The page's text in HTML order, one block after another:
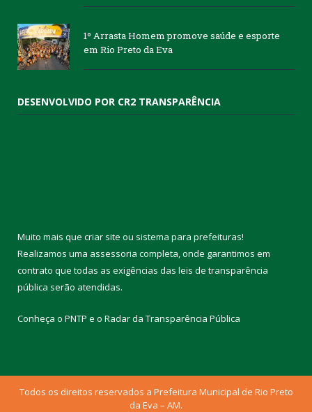
1º Arrasta Homem promove saúde e esporte
em Rio Preto da Eva
DESENVOLVIDO POR CR2 TRANSPARÊNCIA
Muito mais que criar site ou sistema para prefeituras!
Realizamos uma assessoria completa, onde garantimos em
contrato que todas as exigências das leis de transparência
pública serão atendidas.
Conheça o PNTP e o Radar da Transparência Pública
Todos os direitos reservados a Prefeitura Municipal de Rio Preto
da Eva – AM.